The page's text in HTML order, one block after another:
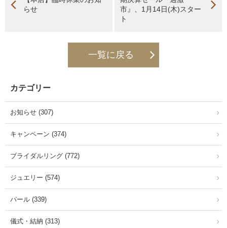
らせ
市』、1月14日(木)スター
ト
一覧に戻る
カテゴリー
お知らせ (307)
キャンペーン (374)
ブライダルリング (772)
ジュエリー (574)
パール (339)
儀式・結納 (313)